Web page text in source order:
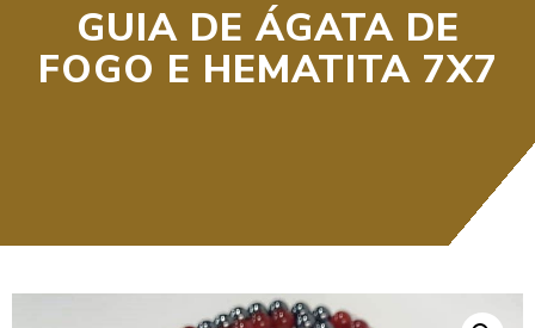
GUIA DE ÁGATA DE
FOGO E HEMATITA 7X7